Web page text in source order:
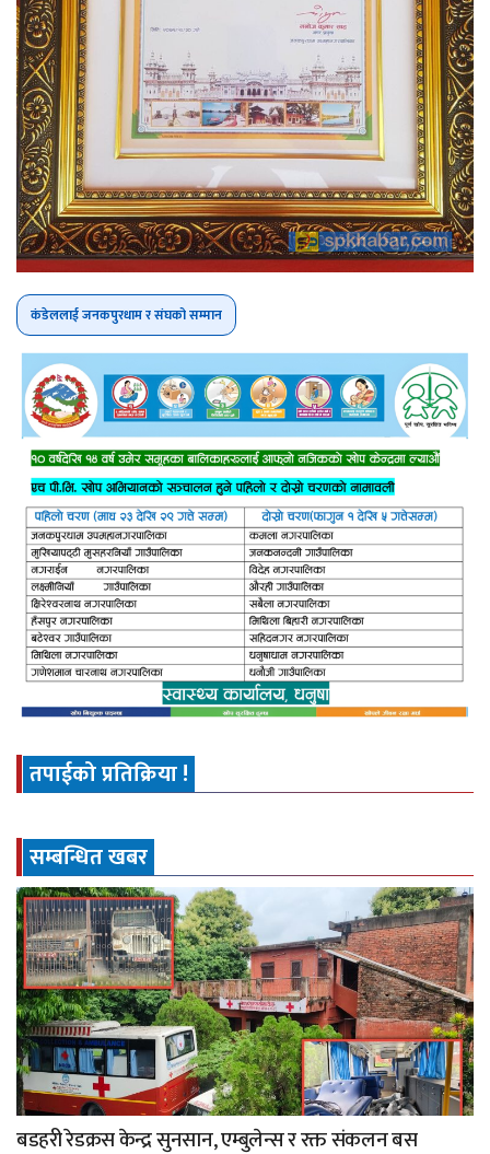
कंडेललाई जनकपुरधाम र संघको सम्मान
तपाईको प्रतिक्रिया !
सम्बन्धित खबर
बडहरी रेडक्रस केन्द्र सुनसान, एम्बुलेन्स र रक्त संकलन बस